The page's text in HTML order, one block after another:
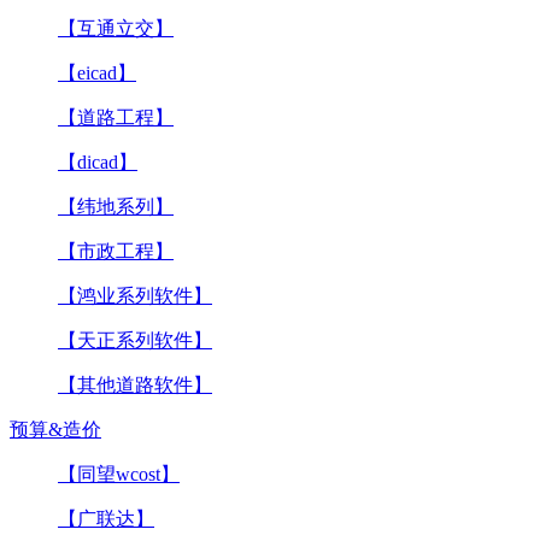
【互通立交】
【eicad】
【道路工程】
【dicad】
【纬地系列】
【市政工程】
【鸿业系列软件】
【天正系列软件】
【其他道路软件】
预算&造价
【同望wcost】
【广联达】